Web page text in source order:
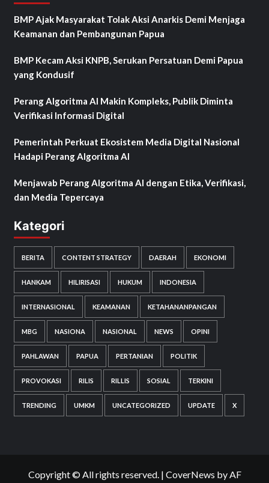
BMP Ajak Masyarakat Tolak Aksi Anarkis Demi Menjaga
Keamanan dan Pembangunan Papua
BMP Kecam Aksi KNPB, Serukan Persatuan Demi Papua
yang Kondusif
Perang Algoritma AI Makin Kompleks, Publik Diminta
Verifikasi Informasi Digital
Pemerintah Perkuat Ekosistem Media Digital Nasional
Hadapi Perang Algoritma AI
Menjawab Perang Algoritma AI dengan Etika, Verifikasi,
dan Media Tepercaya
Kategori
BERITA CONTENT STRATEGY DAERAH EKONOMI
HANKAM HILIRISASI HUKUM INDONESIA
INTERNASIONAL KEAMANAN KETAHANANPANGAN
MBG NASIONA NASIONAL NEWS OPINI
PAHLAWAN PAPUA PERTANIAN POLITIK
PROVOKASI RILIS RILLIS SOSIAL TERKINI
TRENDING UMKM UNCATEGORIZED UPDATE X
Copyright © All rights reserved. | CoverNews by AF